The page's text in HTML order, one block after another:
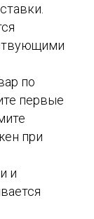
по
первые
при
и